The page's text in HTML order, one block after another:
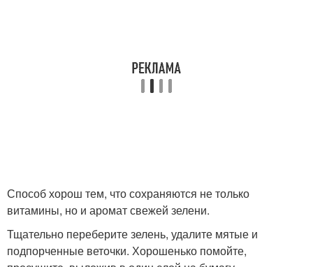
Способ хорош тем, что сохраняются не только
витамины, но и аромат свежей зелени.
Тщательно переберите зелень, удалите мятые и
подпорченные веточки. Хорошенько помойте,